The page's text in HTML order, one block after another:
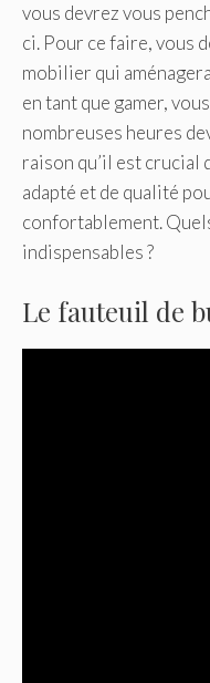
vous devrez vous
ci. Pour ce faire, vous
mobilier qui
en tant que gamer,
nombreuses heures
raison qu’il est
adapté et de qualité
confortablement.
indispensables ?
Le fauteuil de